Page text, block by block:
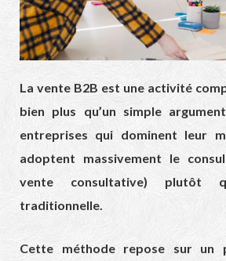
La vente B2B est une activité
bien plus qu’un simple
entreprises qui dominent leur
adoptent massivement le
vente consultative) plutôt
traditionnelle.
Cette méthode repose sur un